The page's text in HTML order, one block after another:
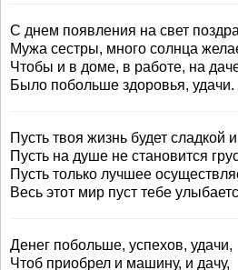
С днем появления на свет
Мужа сестры, много солнца
Чтобы и в доме, в работе, на
Было побольше здоровья, удачи.
Пусть твоя жизнь будет сладкой
Пусть на душе не становится
Пусть только лучшее
Весь этот мир пуст тебе
Денег побольше, успехов, удачи,
Чтоб приобрел и машину, и дачу,